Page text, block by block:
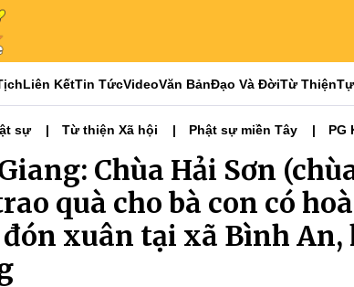
Liên KếtTin TứcVideoVăn BảnĐạo Và ĐờiTừ Thiện
sự Từ thiện Xã hội Phật sự miền Tây
PG
Chùa Hải Sơn
quà cho bà con có
xuân tại xã Bình An,